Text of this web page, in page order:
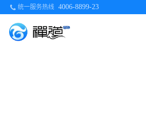
统一服务热线 4006-8899-23